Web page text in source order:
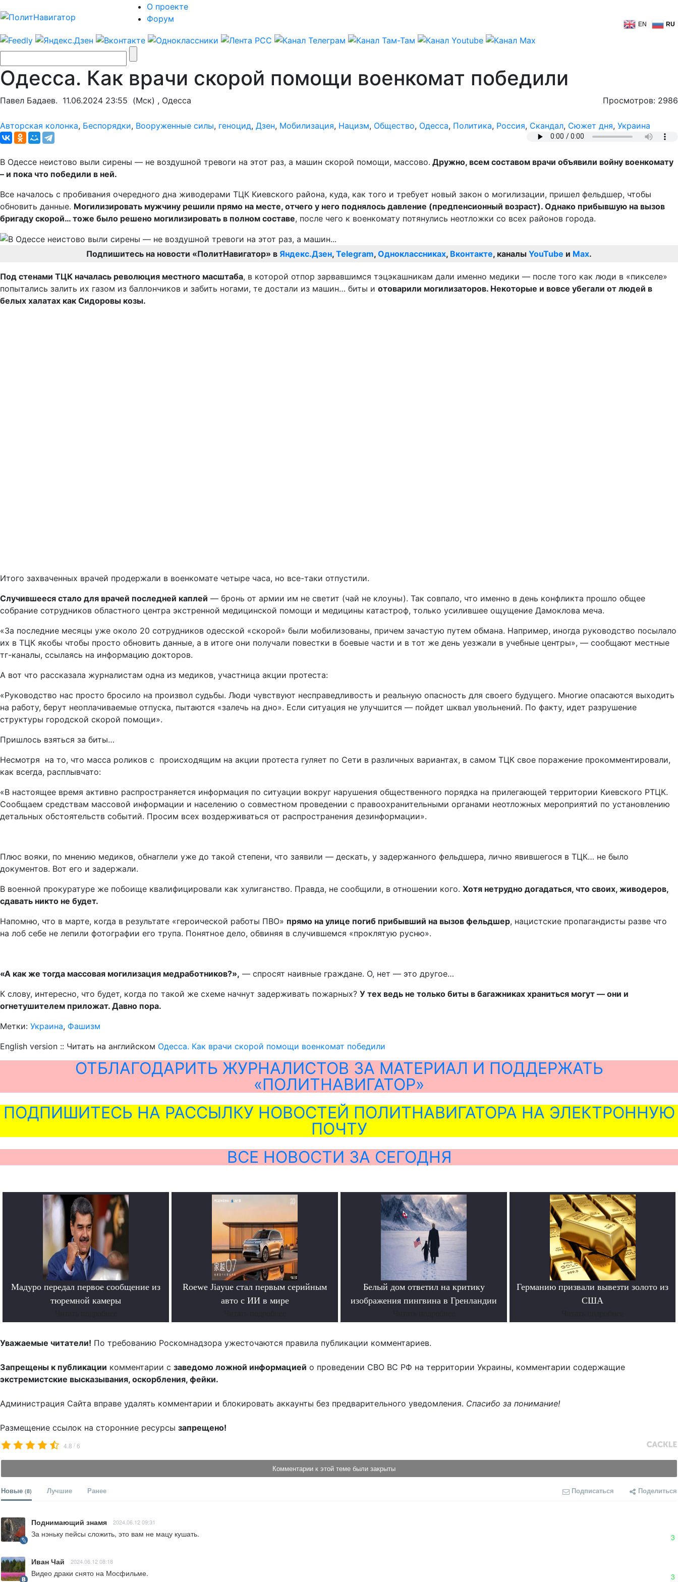
О проекте
Форум
EN RU
Одесса. Как врачи скорой помощи военкомат победили
Павел Бадаев. 11.06.2024 23:55 (Мск) , Одесса Просмотров: 2986
Авторская колонка, Беспорядки, Вооруженные силы, геноцид, Дзен, Мобилизация, Нацизм, Общество, Одесса, Политика, Россия, Скандал, Сюжет дня, Украина
В Одессе неистово выли сирены — не воздушной тревоги на этот раз, а машин скорой помощи, массово. Дружно, всем составом врачи объявили войну военкомату
– и пока что победили в ней.
Все началось с пробивания очередного дна живодерами ТЦК Киевского района, куда, как того и требует новый закон о могилизации, пришел фельдшер, чтобы
обновить данные. Могилизировать мужчину решили прямо на месте, отчего у него поднялось давление (предпенсионный возраст). Однако прибывшую на вызов
бригаду скорой… тоже было решено могилизировать в полном составе, после чего к военкомату потянулись неотложки со всех районов города.
Подпишитесь на новости «ПолитНавигатор» в Яндекс.Дзен, Telegram, Одноклассниках, Вконтакте, каналы YouTube и Max.
Под стенами ТЦК началась революция местного масштаба, в которой отпор зарвавшимся тэцэкашникам дали именно медики — после того как люди в «пикселе»
попытались залить их газом из баллончиков и забить ногами, те достали из машин… биты и отоварили могилизаторов. Некоторые и вовсе убегали от людей в
белых халатах как Сидоровы козы.
Итого захваченных врачей продержали в военкомате четыре часа, но все-таки отпустили.
Случившееся стало для врачей последней каплей — бронь от армии им не светит (чай не клоуны). Так совпало, что именно в день конфликта прошло общее
собрание сотрудников областного центра экстренной медицинской помощи и медицины катастроф, только усилившее ощущение Дамоклова меча.
«За последние месяцы уже около 20 сотрудников одесской «скорой» были мобилизованы, причем зачастую путем обмана. Например, иногда руководство посылало
их в ТЦК якобы чтобы просто обновить данные, а в итоге они получали повестки в боевые части и в тот же день уезжали в учебные центры», — сообщают местные
тг-каналы, ссылаясь на информацию докторов.
А вот что рассказала журналистам одна из медиков, участница акции протеста:
«Руководство нас просто бросило на произвол судьбы. Люди чувствуют несправедливость и реальную опасность для своего будущего. Многие опасаются выходить
на работу, берут неоплачиваемые отпуска, пытаются «залечь на дно». Если ситуация не улучшится — пойдет шквал увольнений. По факту, идет разрушение
структуры городской скорой помощи».
Пришлось взяться за биты…
Несмотря на то, что масса роликов с происходящим на акции протеста гуляет по Сети в различных вариантах, в самом ТЦК свое поражение прокомментировали,
как всегда, расплывчато:
«В настоящее время активно распространяется информация по ситуации вокруг нарушения общественного порядка на прилегающей территории Киевского РТЦК.
Сообщаем средствам массовой информации и населению о совместном проведении с правоохранительными органами неотложных мероприятий по установлению
детальных обстоятельств событий. Просим всех воздерживаться от распространения дезинформации».
Плюс вояки, по мнению медиков, обнаглели уже до такой степени, что заявили — дескать, у задержанного фельдшера, лично явившегося в ТЦК… не было
документов. Вот его и задержали.
В военной прокуратуре же побоище квалифицировали как хулиганство. Правда, не сообщили, в отношении кого. Хотя нетрудно догадаться, что своих, живодеров,
сдавать никто не будет.
Напомню, что в марте, когда в результате «героической работы ПВО» прямо на улице погиб прибывший на вызов фельдшер, нацистские пропагандисты разве что
на лоб себе не лепили фотографии его трупа. Понятное дело, обвиняя в случившемся «проклятую русню».
«А как же тогда массовая могилизация медработников?», — спросят наивные граждане. О, нет — это другое…
К слову, интересно, что будет, когда по такой же схеме начнут задерживать пожарных? У тех ведь не только биты в багажниках храниться могут — они и
огнетушителем приложат. Давно пора.
Метки: Украина, Фашизм
English version :: Читать на английском Одесса. Как врачи скорой помощи военкомат победили
ОТБЛАГОДАРИТЬ ЖУРНАЛИСТОВ ЗА МАТЕРИАЛ И ПОДДЕРЖАТЬ
«ПОЛИТНАВИГАТОР»
ПОДПИШИТЕСЬ НА РАССЫЛКУ НОВОСТЕЙ ПОЛИТНАВИГАТОРА НА ЭЛЕКТРОННУЮ
ПОЧТУ
ВСЕ НОВОСТИ ЗА СЕГОДНЯ
Мадуро передал первое сообщение из
тюремной камеры
Roewe Jiayue стал первым серийным
авто с ИИ в мире
Белый дом ответил на критику
изображения пингвина в Гренландии
Германию призвали вывезти золото из
США
Уважаемые читатели! По требованию Роскомнадзора ужесточаются правила публикации комментариев.
Запрещены к публикации комментарии с заведомо ложной информацией о проведении СВО ВС РФ на территории Украины, комментарии содержащие
экстремистские высказывания, оскорбления, фейки.
Администрация Сайта вправе удалять комментарии и блокировать аккаунты без предварительного уведомления. Спасибо за понимание!
Размещение ссылок на сторонние ресурсы запрещено!
4.8 /6
Комментарии к этой теме были закрыты
Новые (8) Лучшие Ранее Подписаться Поделиться
Поднимающий знамя 2024.06.12 09:31
За нэньку пейсы сложить, это вам не мацу кушать. 3
Иван Чай 2024.06.12 08:18
Видео драки снято на Мосфильме. 3